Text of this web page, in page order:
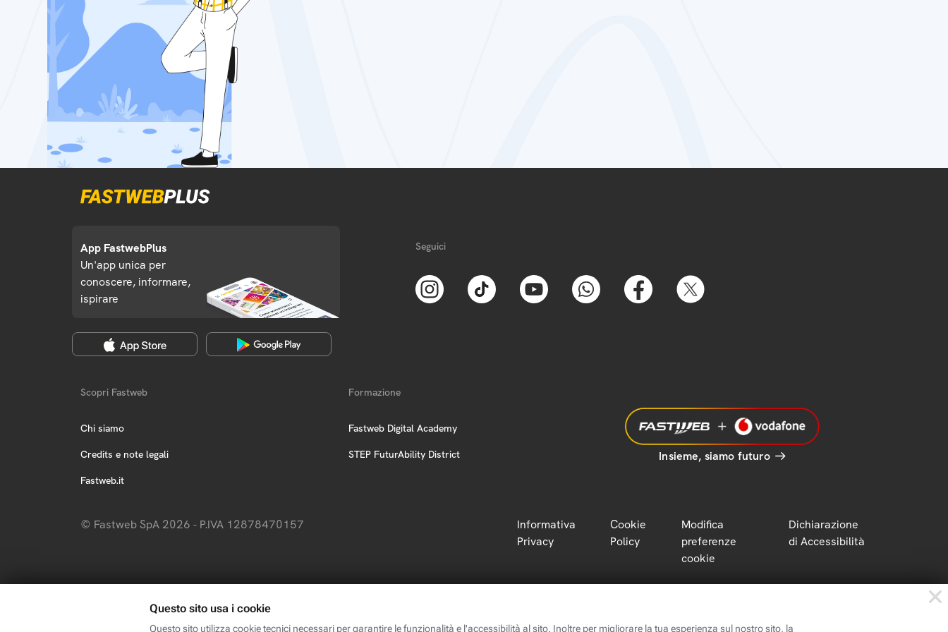
App FastwebPlus
Un'app unica per
conoscere, informare,
ispirare
Seguici
Scopri Fastweb
Chi siamo
Credits e note legali
Fastweb.it
Formazione
Fastweb Digital Academy
STEP FuturAbility District Insieme, siamo futuro
© Fastweb SpA 2026 - P.IVA 12878470157
Informativa
Privacy
Cookie
Policy
Modifica
preferenze
cookie
Dichiarazione
di Accessibilità